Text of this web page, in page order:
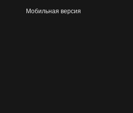
Мобильная версия